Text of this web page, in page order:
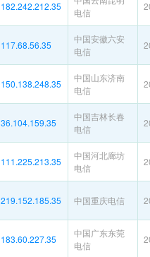
182.242.212.35
电信
117.68.56.35
中国安徽六安
电信
150.138.248.35
中国山东济南
电信
36.104.159.35
中国吉林长春
电信
111.225.213.35
中国河北廊坊
电信
219.152.185.35 中国重庆电信
183.60.227.35
中国广东东莞
电信